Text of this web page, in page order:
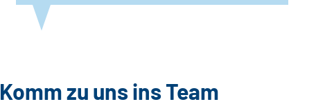
Komm zu uns ins Team